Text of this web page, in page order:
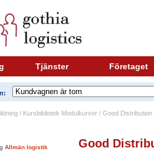
Tjänster Företaget
/ Kursbibliotek Modulkurser / Good
Allmän logistik Good